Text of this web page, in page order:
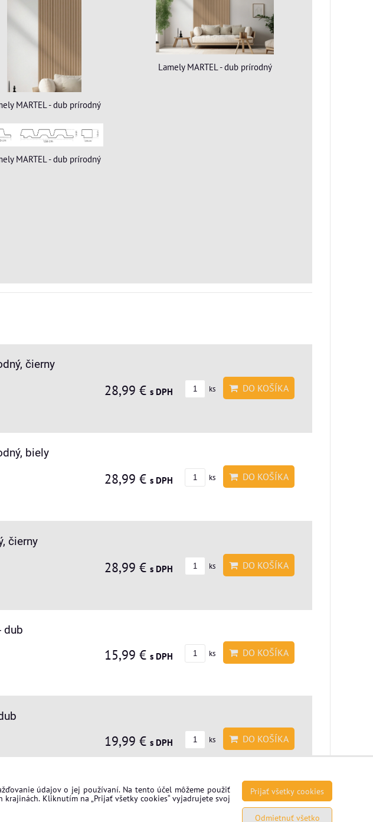
MARTEL - dub prírodný
Lamely MARTEL - dub prírodný
MARTEL - dub prírodný
čierny
28,99 € s DPH ks DO KOŠÍKA
biely
28,99 € s DPH ks DO KOŠÍKA
čierny
28,99 € s DPH ks DO KOŠÍKA
dub
15,99 € s DPH ks DO KOŠÍKA
19,99 € s DPH ks DO KOŠÍKA
údajov o jej používaní. Na tento účel môžeme použiť
Kliknutím na „Prijať všetky cookies“ vyjadrujete svoj
Prijať všetky cookies
Odmietnuť všetko